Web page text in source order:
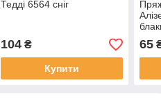
Тедді 6564 сніг
104₴
Купити
65